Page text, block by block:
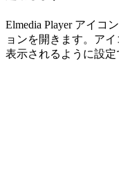
Elmedia Player アイコ
ョンを開きます。ア
表示されるように設定